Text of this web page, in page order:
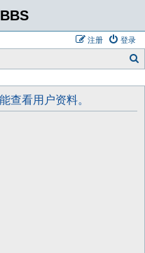
登录
注册
查看用户资料。